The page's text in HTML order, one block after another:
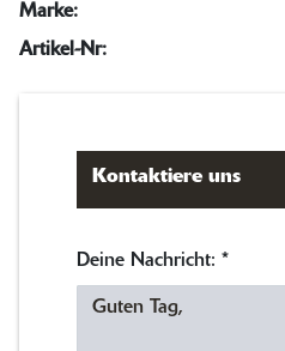
Marke:
Artikel-Nr:
Kontaktiere uns
Deine Nachricht: *